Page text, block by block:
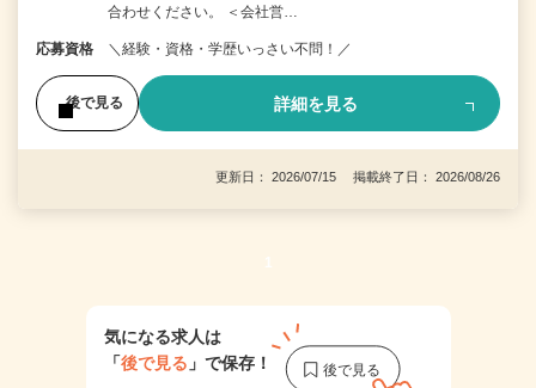
合わせください。 ＜会社営…
応募資格 ＼経験・資格・学歴いっさい不問！／
後で見る 詳細を見る
更新日： 2026/07/15 掲載終了日： 2026/08/26
1
気になる求人は
「後で見る 」で保存！